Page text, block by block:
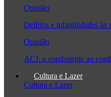
Opinião
Delírios e infantilidades às
Opinião
ACJ: o combatente ao
Cultura e Lazer
Cultura e Lazer